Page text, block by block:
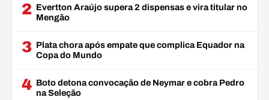
2 Evertton Araújo supera 2 dispensas e vira titular no
Mengão
3 Plata chora após empate que complica Equador na
Copa do Mundo
4 Boto detona convocação de Neymar e cobra Pedro
na Seleção